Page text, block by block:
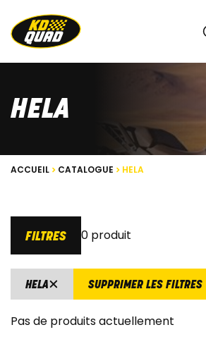
HELA
ACCUEIL CATALOGUE HELA
FILTRES 0 produit
HELA SUPPRIMER LES FILTRES
Pas de produits actuellement